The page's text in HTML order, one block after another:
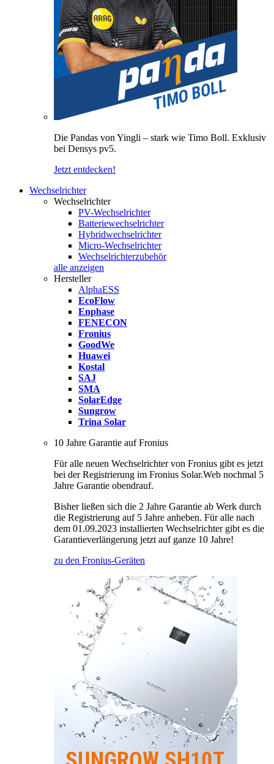
Die Pandas von Yingli – stark wie Timo Boll. Exklusiv
bei Densys pv5.
Jetzt entdecken!
Wechselrichter
Wechselrichter
PV-Wechselrichter
Batteriewechselrichter
Hybridwechselrichter
Micro-Wechselrichter
Wechselrichterzubehör
alle anzeigen
Hersteller
AlphaESS
EcoFlow
Enphase
FENECON
Fronius
GoodWe
Huawei
Kostal
SAJ
SMA
SolarEdge
Sungrow
Trina Solar
10 Jahre Garantie auf Fronius
Für alle neuen Wechselrichter von Fronius gibt es jetzt
bei der Registrierung im Fronius Solar.Web nochmal 5
Jahre Garantie obendrauf.
Bisher ließen sich die 2 Jahre Garantie ab Werk durch
die Registrierung auf 5 Jahre anheben. Für alle nach
dem 01.09.2023 installierten Wechselrichter gibt es die
Garantieverlängerung jetzt auf ganze 10 Jahre!
zu den Fronius-Geräten